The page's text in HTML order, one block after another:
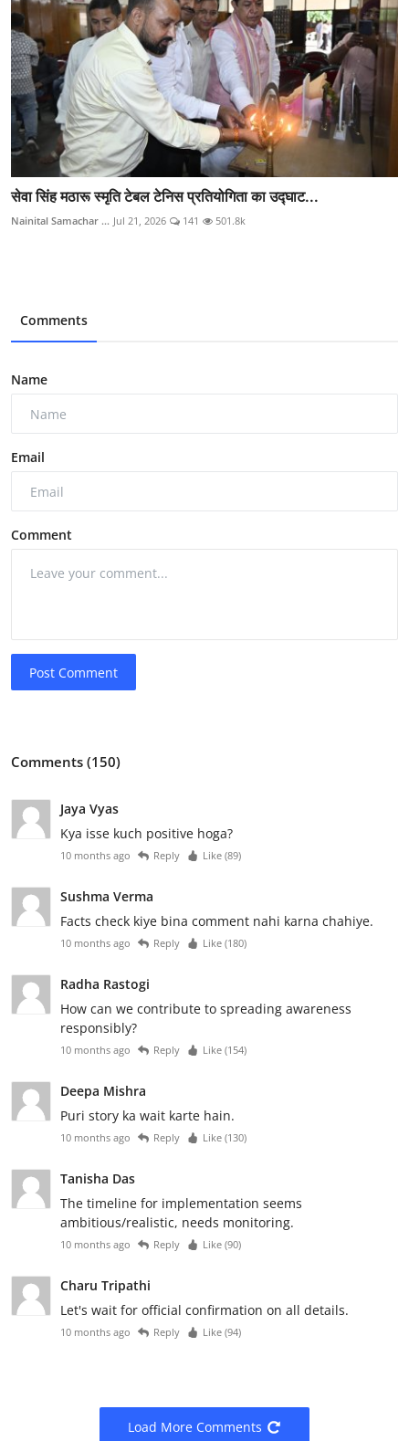
सेवा सिंह मठारू स्मृति टेबल टेनिस प्रतियोगिता का उद्घाट...
Nainital Samachar ... Jul 21, 2026 141 501.8k
Comments
Name
Email
Comment
Post Comment
Comments (150)
Jaya Vyas
Kya isse kuch positive hoga?
10 months ago Reply Like (89)
Sushma Verma
Facts check kiye bina comment nahi karna chahiye.
10 months ago Reply Like (180)
Radha Rastogi
How can we contribute to spreading awareness
responsibly?
10 months ago Reply Like (154)
Deepa Mishra
Puri story ka wait karte hain.
10 months ago Reply Like (130)
Tanisha Das
The timeline for implementation seems
ambitious/realistic, needs monitoring.
10 months ago Reply Like (90)
Charu Tripathi
Let's wait for official confirmation on all details.
10 months ago Reply Like (94)
Load More Comments